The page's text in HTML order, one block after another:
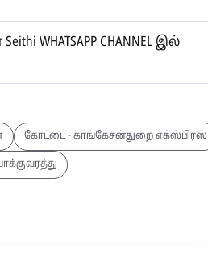
CHANNEL இல்
கோட்டை - காங்கேசன்துறை எக்ஸ்பிரஸ்